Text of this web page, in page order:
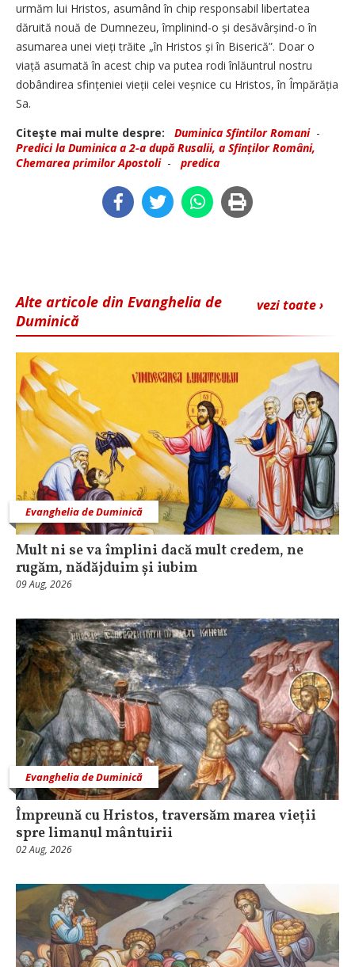
urmăm lui Hristos, asumând în chip responsabil libertatea
dăruită nouă de Dumnezeu, împlinind-o și desă­vârșind-o în
asumarea unei vieți trăite „în Hristos și în Biserică”. Doar o
viață asumată în acest chip va putea rodi înlăuntrul nostru
dobândirea sfințeniei vieții celei veșnice cu Hristos, în Împărăția
Sa.
Citeşte mai multe despre:
Duminica Sfintilor Romani-
Predici la Duminica a 2-a după Rusalii, a Sfinților Români,
Chemarea primilor Apostoli- predica
vezi toate ›
Alte articole din Evanghelia de
Duminică
Evanghelia de Duminică
Mult ni se va împlini dacă mult credem, ne
rugăm, nădăjduim și iubim
09 Aug, 2026
Evanghelia de Duminică
Împreună cu Hristos, traversăm marea vieții
spre limanul mântuirii
02 Aug, 2026